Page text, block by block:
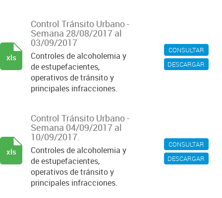
CONSULTAR
DESCARGAR
Control Tránsito Urbano -
Semana 28/08/2017 al
03/09/2017
Controles de alcoholemia y
de estupefacientes,
operativos de tránsito y
principales infracciones.
xls
CONSULTAR
DESCARGAR
Control Tránsito Urbano -
Semana 04/09/2017 al
10/09/2017.
Controles de alcoholemia y
de estupefacientes,
operativos de tránsito y
principales infracciones.
xls